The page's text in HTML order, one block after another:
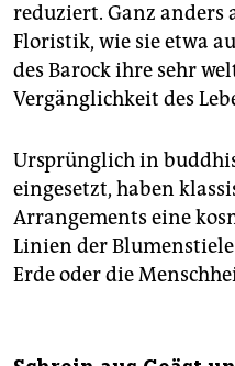
reduziert. Ganz anders
Floristik, wie sie etwa
des Barock ihre sehr
Vergänglichkeit des
Ursprünglich in
eingesetzt, haben
Arrangements eine
Linien der
Erde oder die